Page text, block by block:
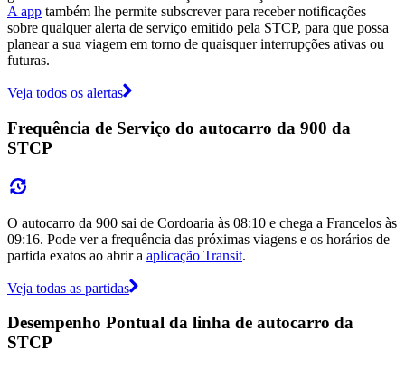
A app também lhe permite subscrever para receber notificações
sobre qualquer alerta de serviço emitido pela STCP, para que possa
planear a sua viagem em torno de quaisquer interrupções ativas ou
futuras.
Veja todos os alertas
Frequência de Serviço do autocarro da 900 da
STCP
O autocarro da 900 sai de Cordoaria às 08:10 e chega a Francelos às
09:16. Pode ver a frequência das próximas viagens e os horários de
partida exatos ao abrir a aplicação Transit.
Veja todas as partidas
Desempenho Pontual da linha de autocarro da
STCP